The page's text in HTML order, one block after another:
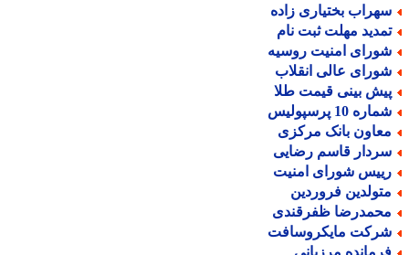
بختیاری زاده
مهلت ثبت نام
امنیت روسیه
عالی انقلاب
بینی قیمت طلا
10 پرسپولیس
بانک مرکزی
قاسم رضایی
شورای امنیت
فروردین
ظفرقندی
مایکروسافت